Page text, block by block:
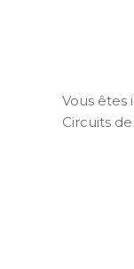
Vous êtes
Circuits